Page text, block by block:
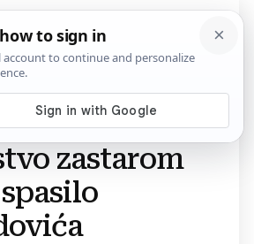
zastarom